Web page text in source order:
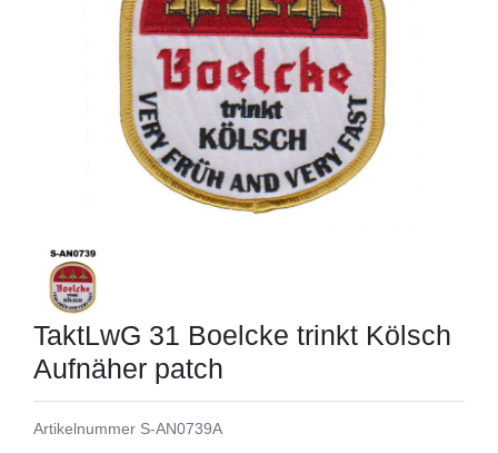
TaktLwG 31 Boelcke trinkt Kölsch
Aufnäher patch
Artikelnummer S-AN0739A